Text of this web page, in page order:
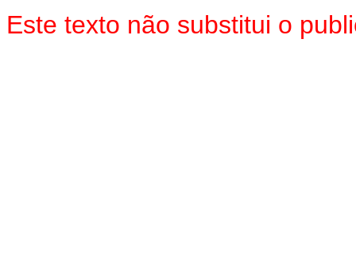
Este texto não substitui o